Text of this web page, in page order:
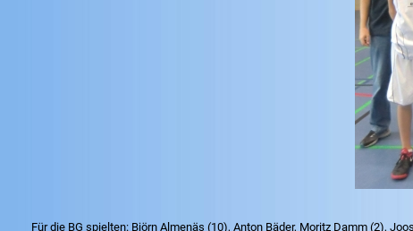
Für die BG spielten: Björn Almenäs (10), Anton Bäder, Moritz Damm (2),